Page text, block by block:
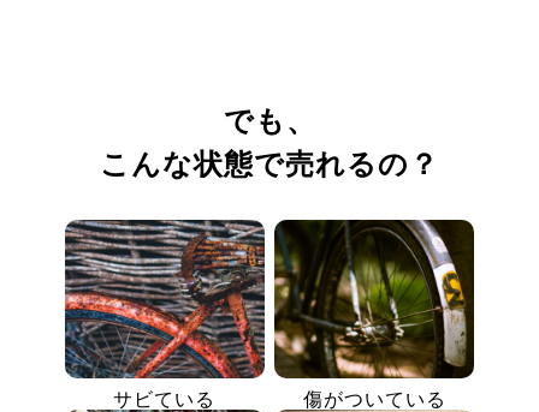
でも、
こんな状態で売れるの？
サビている 傷がついている